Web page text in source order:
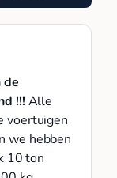
de
!!!Alle
voertuigen
we hebben
10 ton